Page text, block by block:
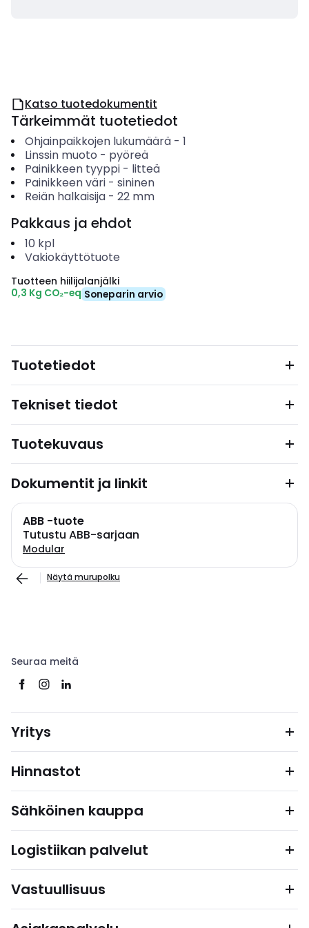
Katso tuotedokumentit
Tärkeimmät tuotetiedot
Ohjainpaikkojen lukumäärä- 1
Linssin muoto - pyöreä
Painikkeen tyyppi- litteä
Painikkeen väri- sininen
Reiän halkaisija- 22 mm
Pakkaus ja ehdot
10 kpl
Vakiokäyttötuote
Tuotteen hiilijalanjälki
0,3 Kg CO₂-eq Soneparin arvio
Tuotetiedot
Tekniset tiedot
Tuotekuvaus
Dokumentit ja linkit
ABB -tuote
Tutustu ABB-sarjaan
Modular
Näytä murupolku
Seuraa meitä
Yritys
Hinnastot
Sähköinen kauppa
Logistiikan palvelut
Vastuullisuus